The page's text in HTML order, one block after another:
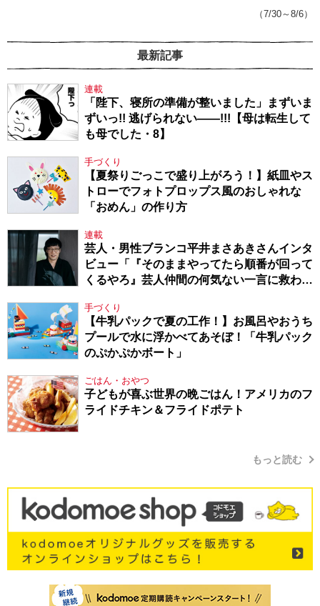
（7/30～8/6）
最新記事
連載
「陛下、寝所の準備が整いました」まずいま
ずいっ!! 逃げられない――!!!【母は転生して
も母でした・8】
手づくり
【夏祭りごっこで盛り上がろう！】紙皿やス
トローでフォトプロップス風のおしゃれな
「おめん」の作り方
連載
芸人・男性ブランコ平井まさあきさんインタ
ビュー「『そのままやってたら順番が回って
くるやろ』芸人仲間の何気ない一言に救われ
手づくり
【牛乳パックで夏の工作！】お風呂やおうち
プールで水に浮かべてあそぼ！「牛乳パック
のぷかぷかボート」
ごはん・おやつ
子どもが喜ぶ世界の晩ごはん！アメリカのフ
ライドチキン＆フライドポテト
もっと読む